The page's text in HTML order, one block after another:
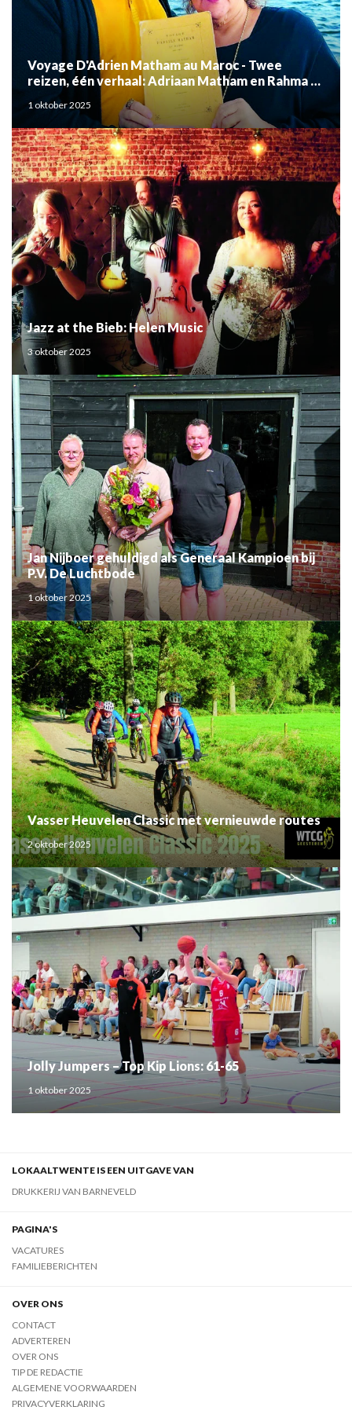
Voyage D'Adrien Matham au Maroc - Twee
reizen, één verhaal: Adriaan Matham en Rahma el
Mouden
1 oktober 2025
Jazz at the Bieb: Helen Music
3 oktober 2025
Jan Nijboer gehuldigd als Generaal Kampioen bij
P.V. De Luchtbode
1 oktober 2025
Vasser Heuvelen Classic met vernieuwde routes
2 oktober 2025
Jolly Jumpers – Top Kip Lions: 61-65
1 oktober 2025
LOKAALTWENTE IS EEN UITGAVE VAN
DRUKKERIJ VAN BARNEVELD
PAGINA'S
VACATURES
FAMILIEBERICHTEN
OVER ONS
CONTACT
ADVERTEREN
OVER ONS
TIP DE REDACTIE
ALGEMENE VOORWAARDEN
PRIVACYVERKLARING